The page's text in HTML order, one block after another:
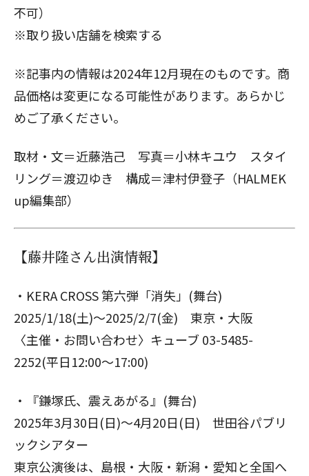
不可）
※取り扱い店舗を検索する
※記事内の情報は2024年12月現在のものです。商
品価格は変更になる可能性があります。あらかじ
めご了承ください。
取材・文＝近藤浩己 写真＝小林キユウ スタイ
リング＝渡辺ゆき 構成＝津村伊登子（HALMEK
up編集部）
【藤井隆さん出演情報】
・KERA CROSS 第六弾「消失」(舞台)
2025/1/18(土)～2025/2/7(金) 東京・大阪
〈主催・お問い合わせ〉キューブ 03-5485-
2252(平日12:00～17:00)
・『鎌塚氏、震えあがる』(舞台)
2025年3月30日(日)～4月20日(日) 世田谷パブリ
ックシアター
東京公演後は、島根・大阪・新潟・愛知と全国へ